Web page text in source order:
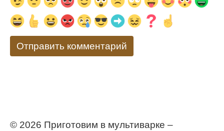
© 2026 Приготовим в мультиварке –